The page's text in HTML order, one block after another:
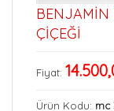
BENJAMİN
ÇİÇEĞİ
Fiyat:
Ürün Kodu: mc